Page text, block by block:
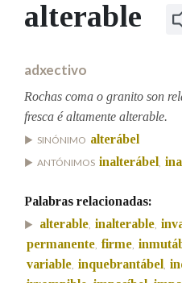
Facebook
TwitterYoutubeInstagram
Bluesky
BUSCAR NOS LEMAS
Remata por
BUSCAR NO CONTIDO
alterable
adxectivo
Rochas coma o granito son
fresca é altamente alterable.
SINÓNIMO alterábel
ANTÓNIMOS inalterábel ,
Palabras relacionadas:
alterable, inalterable,
permanente, firme,
variable, inquebrantábel ,